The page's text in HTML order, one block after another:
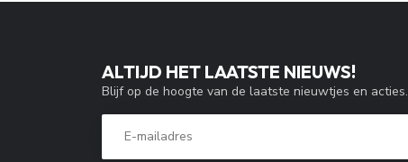
ALTIJD HET LAATSTE NIEUWS!
Blijf op de hoogte van de laatste nieuwtjes en acties.